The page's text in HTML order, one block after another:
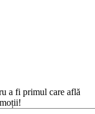
a fi primul care află